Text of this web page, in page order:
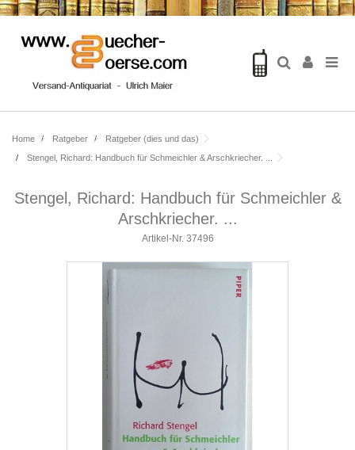
Home Ratgeber
Ratgeber (dies und das)
Stengel, Richard: Handbuch für Schmeichler & Arschkriecher. ...
Stengel, Richard: Handbuch für Schmeichler &
Arschkriecher. ...
Artikel-Nr. 37496